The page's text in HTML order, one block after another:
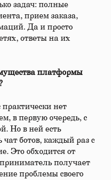
задач: полные
прием заказа,
Да и просто
ответы на их
платформы
нет
в первую очередь, с
Но в ней есть
чат ботов, каждый раз с
Это обходится от
получает
проблемы своего